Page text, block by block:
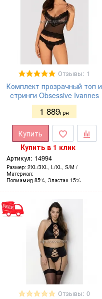
Отзывы: 1
Комплект прозрачный топ и
стринги Obsessive Ivannes
1 889грн
Купить
Купить в 1 клик
Артикул: 14994
Размер 2XL/3XL, L/XL, S/M
Материал
Полиамид 85%, Эластан 15%
Отзывы: 0